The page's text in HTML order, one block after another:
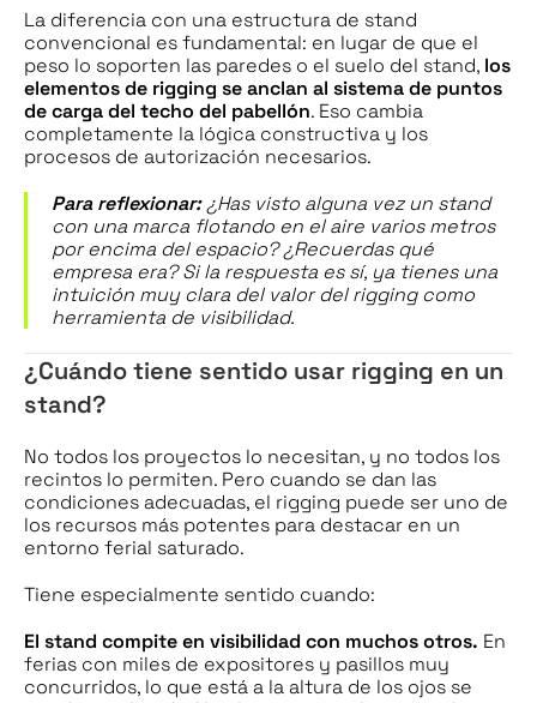
La diferencia con una estructura de stand
convencional es fundamental: en lugar de que el
peso lo soporten las paredes o el suelo del stand, los
elementos de rigging se anclan al sistema de puntos
de carga del techo del pabellón. Eso cambia
completamente la lógica constructiva y los
procesos de autorización necesarios.
Para reflexionar:¿Has visto alguna vez un stand
con una marca flotando en el aire varios metros
por encima del espacio? ¿Recuerdas qué
empresa era? Si la respuesta es sí, ya tienes una
intuición muy clara del valor del rigging como
herramienta de visibilidad.
¿Cuándo tiene sentido usar rigging en un
stand?
No todos los proyectos lo necesitan, y no todos los
recintos lo permiten. Pero cuando se dan las
condiciones adecuadas, el rigging puede ser uno de
los recursos más potentes para destacar en un
entorno ferial saturado.
Tiene especialmente sentido cuando:
El stand compite en visibilidad con muchos otros. En
ferias con miles de expositores y pasillos muy
concurridos, lo que está a la altura de los ojos se